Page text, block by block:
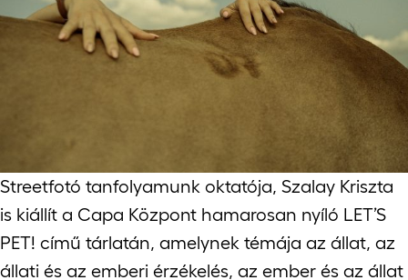
Jelentkezőknek
Streetfotó tanfolyamunk oktatója, Szalay Kriszta
is kiállít a Capa Központ hamarosan nyíló LET’S
PET! című tárlatán, amelynek témája az állat, az
állati és az emberi érzékelés, az ember és az állat